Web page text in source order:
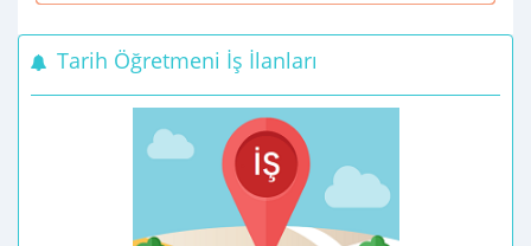
Tarih Öğretmeni İş İlanları